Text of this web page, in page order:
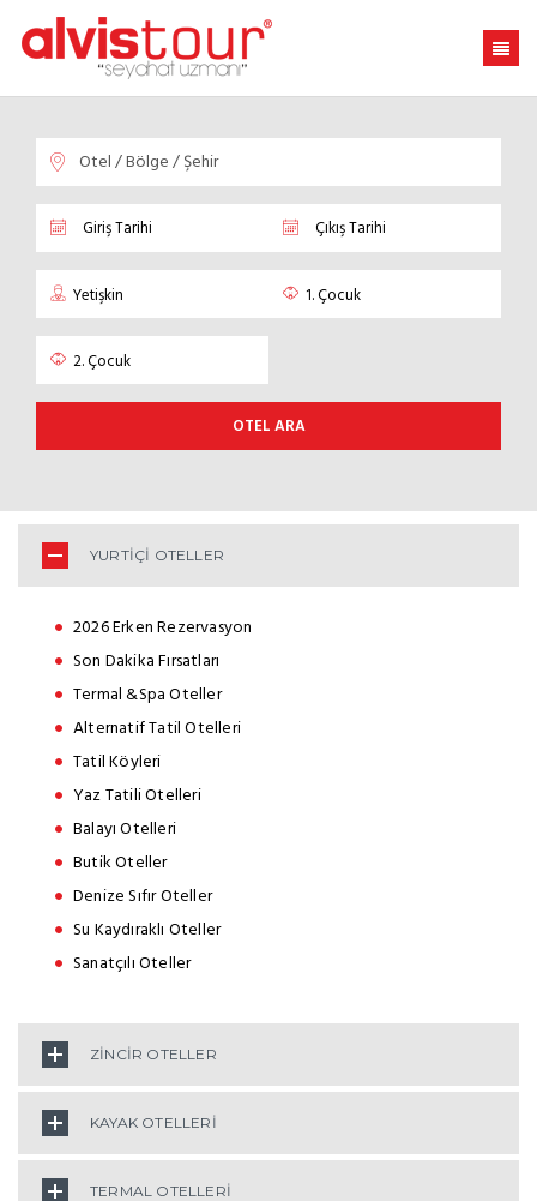
OTEL ARA
YURTİÇİ OTELLER
2026 Erken Rezervasyon
Son Dakika Fırsatları
Termal &Spa Oteller
Alternatif Tatil Otelleri
Tatil Köyleri
Yaz Tatili Otelleri
Balayı Otelleri
Butik Oteller
Denize Sıfır Oteller
Su Kaydıraklı Oteller
Sanatçılı Oteller
ZİNCİR OTELLER
KAYAK OTELLERİ
TERMAL OTELLERİ